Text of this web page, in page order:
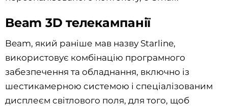
Beam 3D телекампанії
Beam, який раніше мав назву Starline,
використовує комбінацію програмного
забезпечення та обладнання, включно із
шестикамерною системою і спеціалізованим
дисплеєм світлового поля, для того, щоб